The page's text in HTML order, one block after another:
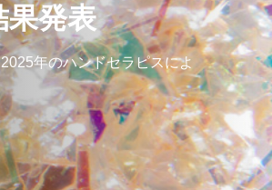
発表
年のハンドセラピスによ